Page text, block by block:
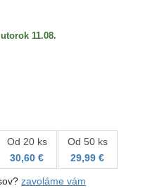
11.08.
Od 20 ks
30,60 €
Od 50 ks
29,99 €
zavoláme vám